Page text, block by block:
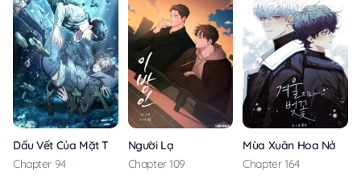
Dấu Vết Của Mặt Trời
Chapter 94
Người Lạ
Chapter 109
Mùa Xuân Hoa Nở
Chapter 164